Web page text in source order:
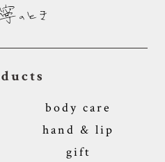
body care
hand & lip
gift